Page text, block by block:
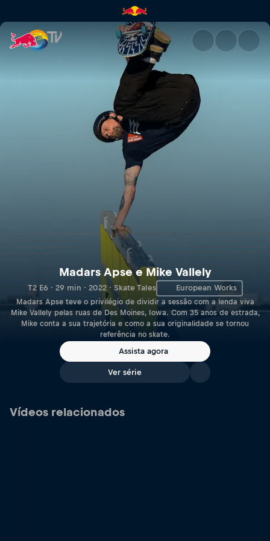
Madars Apse e Mike Vallely |
Madars Apse e Mike Vallely
T2 E6 · 29 min · 2022 · Skate Tales European Works
Madars Apse teve o privilégio de dividir a sessão com a lenda viva
Mike Vallely pelas ruas de Des Moines, Iowa. Com 35 anos de estrada,
Mike conta a sua trajetória e como a sua originalidade se tornou
referência no skate.
Assista agora
Ver série
Vídeos relacionados